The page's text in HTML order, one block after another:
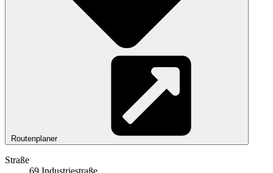
Routenplaner
Straße